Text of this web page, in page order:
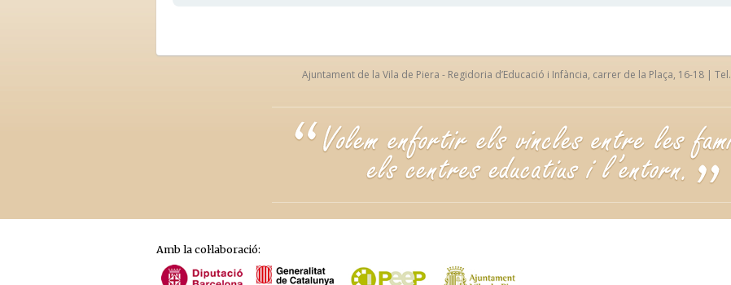
Ajuntament de la Vila de Piera - Regidoria d’Educació i Infància, carrer de la Plaça, 16-18 | Tel.
Amb la col·laboració: